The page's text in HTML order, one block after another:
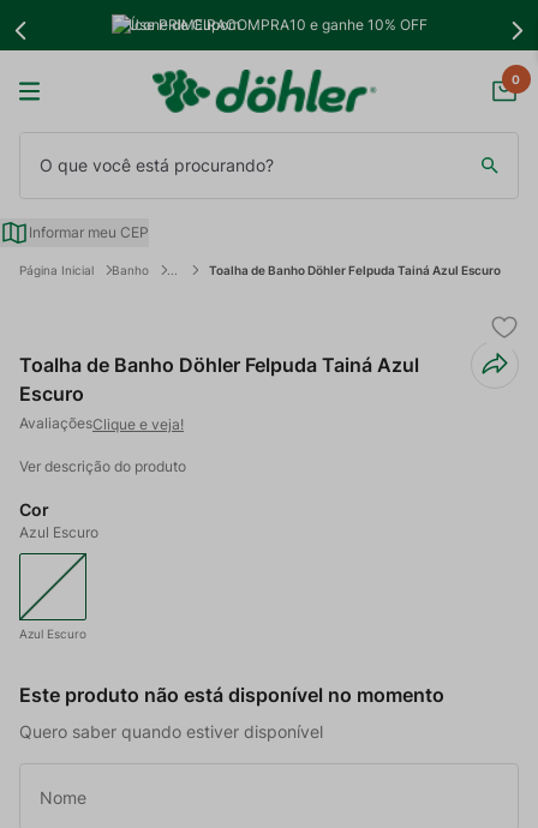
Use PRIMEIRACOMPRA10 e ganhe 10% OFF
0
Informar meu CEP
Banho Toalha de Banho Döhler Felpuda Tainá Azul Escuro
Toalha de Banho Döhler Felpuda Tainá Azul
Escuro
Clique e veja!
Ver descrição do produto
Cor
Azul Escuro
Azul Escuro
Este produto não está disponível no momento
Quero saber quando estiver disponível